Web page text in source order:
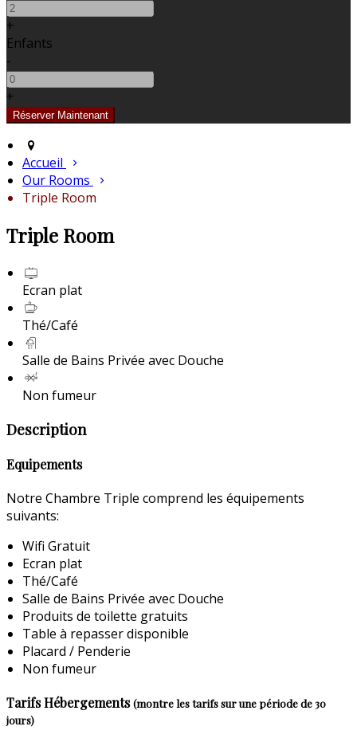
+
Enfants
-
+
Accueil
Our Rooms
Triple Room
Triple Room
Ecran plat
Thé/Café
Salle de Bains Privée avec Douche
Non fumeur
Description
Equipements
Notre Chambre Triple comprend les équipements
suivants:
Wifi Gratuit
Ecran plat
Thé/Café
Salle de Bains Privée avec Douche
Produits de toilette gratuits
Table à repasser disponible
Placard / Penderie
Non fumeur
Tarifs Hébergements(montre les tarifs sur une période de 30
jours)